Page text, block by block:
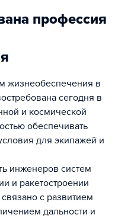
профессия
жизнеобеспечения в
сегодня в
и космической
обеспечивать
для экипажей и
инженеров систем
и ракетостроении
с развитием
дальности и